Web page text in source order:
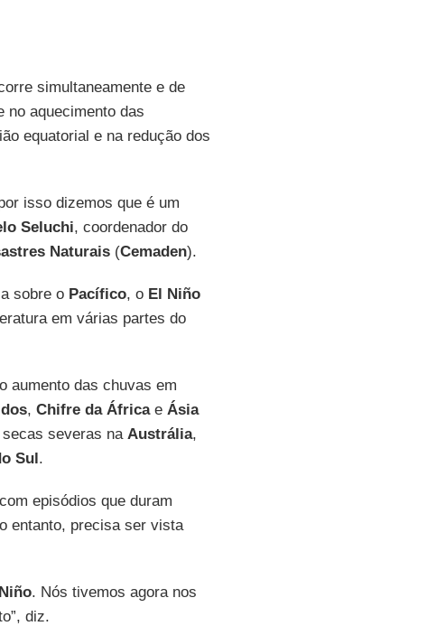
simultaneamente e de
no aquecimento das
equatorial e na redução dos
isso dizemos que é um
Seluchi, coordenador do
Naturais(Cemaden).
sobre o Pacífico, o El Niño
em várias partes do
aumento das chuvas em
, Chifre da Áfricae Ásia
severas na Austrália,
Sul.
episódios que duram
entanto, precisa ser vista
. Nós tivemos agora nos
diz.